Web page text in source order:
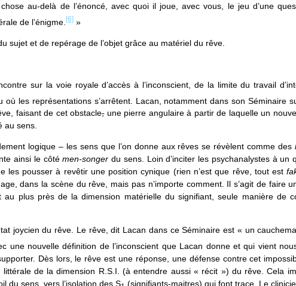
au-delà de l’énoncé, avec quoi il joue, avec vous, le jeu d’une
de l’énigme. [6] »
sujet et de repérage de l’objet grâce au matériel du rêve.
sur la voie royale d’accès à l’inconscient, de la limite du travail
les représentations s’arrêtent. Lacan, notamment dans son Séminaire
faisant de cet obstacle,une pierre angulaire à partir de laquelle un
au sens.
logique – les sens que l’on donne aux rêves se révèlent comme des
ainsi le côtémen-songerdu sens. Loin d’inciter les psychanalystes à un
les pousser à revêtir une position cynique (rien n’est que rêve, tout est
dans la scène du rêve, mais pas n’importe comment. Il s’agit de faire
au plus près de la dimension matérielle du signifiant, seule manière de
joycien du rêve. Le rêve, dit Lacan dans ce Séminaire est « un
une nouvelle définition de l’inconscient que Lacan donne et qui vient
Dès lors, le rêve est une réponse, une défense contre cet
de la dimension R.S.I. (à entendre aussi « récit ») du rêve. Cela
du sens, vers l’isolation des S (signifiants-maitres) qui font trace. Le